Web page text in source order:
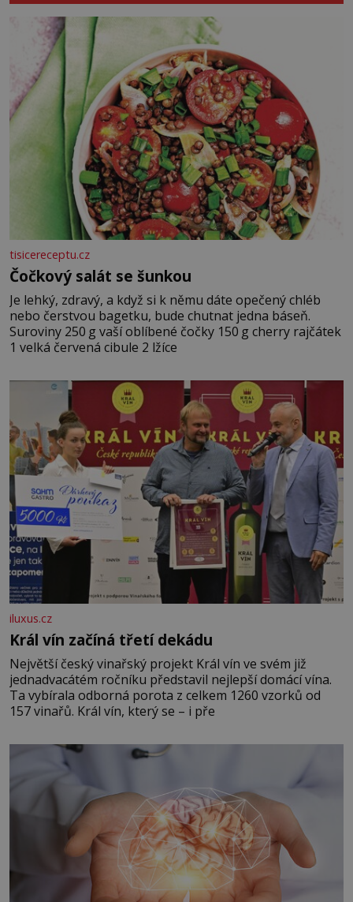
tisicereceptu.cz
Čočkový salát se šunkou
Je lehký, zdravý, a když si k němu dáte opečený chléb
nebo čerstvou bagetku, bude chutnat jedna báseň.
Suroviny 250 g vaší oblíbené čočky 150 g cherry rajčátek
1 velká červená cibule 2 lžíce
iluxus.cz
Král vín začíná třetí dekádu
Největší český vinařský projekt Král vín ve svém již
jednadvacátém ročníku představil nejlepší domácí vína.
Ta vybírala odborná porota z celkem 1260 vzorků od
157 vinařů. Král vín, který se – i pře